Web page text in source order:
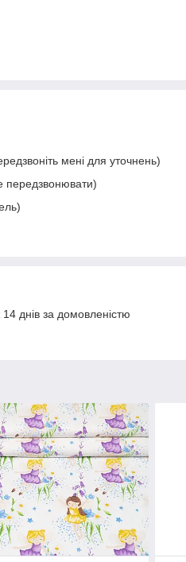
мені для уточнень)
передзвонювати)
днів за домовленістю